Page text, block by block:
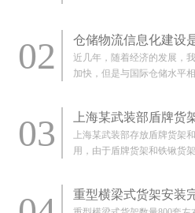
02
近几年，随着经济的发展，
加快，但是与国际仓储水平
GPS/GIS等技术在中国的仓
03
上海某武装部存放盾牌货架
用，由于盾牌货架和铁锹货
重型横梁式货架安装